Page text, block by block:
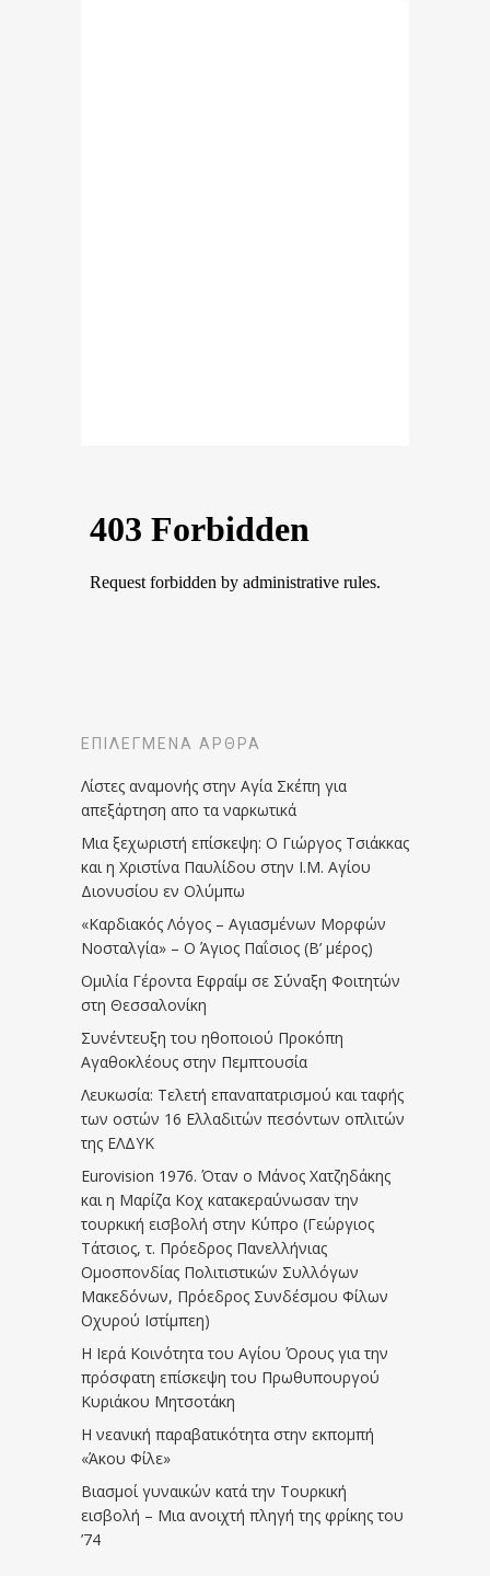
ΕΠΙΛΕΓΜΈΝΑ ΆΡΘΡΑ
Λίστες αναμονής στην Αγία Σκέπη για
απεξάρτηση απο τα ναρκωτικά
Μια ξεχωριστή επίσκεψη: Ο Γιώργος Τσιάκκας
και η Χριστίνα Παυλίδου στην Ι.Μ. Αγίου
Διονυσίου εν Ολύμπω
«Καρδιακός Λόγος – Αγιασμένων Μορφών
Νοσταλγία» – Ο Άγιος Παΐσιος (Β’ μέρος)
Ομιλία Γέροντα Εφραίμ σε Σύναξη Φοιτητών
στη Θεσσαλονίκη
Συνέντευξη του ηθοποιού Προκόπη
Αγαθοκλέους στην Πεμπτουσία
Λευκωσία: Τελετή επαναπατρισμού και ταφής
των οστών 16 Ελλαδιτών πεσόντων οπλιτών
της ΕΛΔΥΚ
Eurovision 1976. Όταν ο Μάνος Χατζηδάκης
και η Μαρίζα Κοχ κατακεραύνωσαν την
τουρκική εισβολή στην Κύπρο (Γεώργιος
Τάτσιος, τ. Πρόεδρος Πανελλήνιας
Ομοσπονδίας Πολιτιστικών Συλλόγων
Μακεδόνων, Πρόεδρος Συνδέσμου Φίλων
Οχυρού Ιστίμπεη)
Η Ιερά Κοινότητα του Αγίου Όρους για την
πρόσφατη επίσκεψη του Πρωθυπουργού
Κυριάκου Μητσοτάκη
Η νεανική παραβατικότητα στην εκπομπή
«Άκου Φίλε»
Βιασμοί γυναικών κατά την Τουρκική
εισβολή – Μια ανοιχτή πληγή της φρίκης του
’74